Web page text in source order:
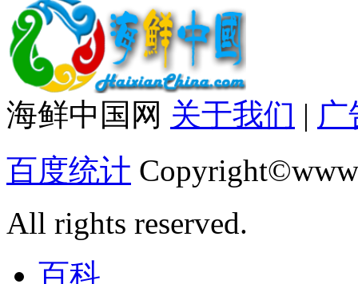
海鲜中国网 关于我们 | 广
百度统计
All rights reserved.
百科